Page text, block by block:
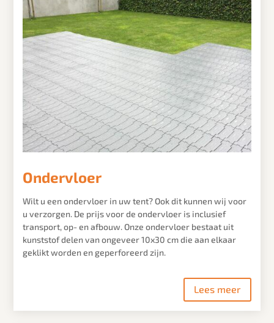
Ondervloer
Wilt u een ondervloer in uw tent? Ook dit kunnen wij voor
u verzorgen. De prijs voor de ondervloer is inclusief
transport, op- en afbouw. Onze ondervloer bestaat uit
kunststof delen van ongeveer 10x30 cm die aan elkaar
geklikt worden en geperforeerd zijn.
Lees meer